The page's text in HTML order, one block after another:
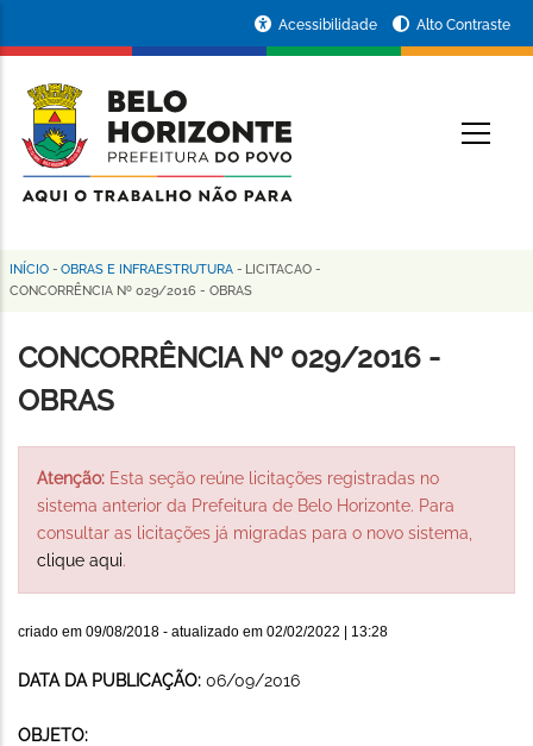
conteúdo
principal
da
Prefeitura
de
Horizonte
Acessibilidade Alto Contraste
Trilha
navegação
INÍCIO - OBRAS E INFRAESTRUTURA - LICITACAO -
CONCORRÊNCIA Nº 029/2016 - OBRAS
CONCORRÊNCIA Nº 029/2016 -
OBRAS
Atenção: Esta seção reúne licitações registradas no
sistema anterior da Prefeitura de Belo Horizonte. Para
consultar as licitações já migradas para o novo sistema,
clique aqui.
criado em 09/08/2018 - atualizado em 02/02/2022 | 13:28
DATA DA PUBLICAÇÃO: 06/09/2016
OBJETO: